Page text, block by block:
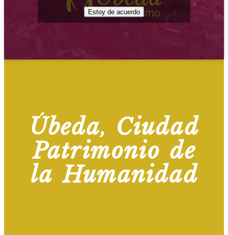
Estoy de acuerdo
Úbeda, Ciudad
Patrimonio de
la Humanidad